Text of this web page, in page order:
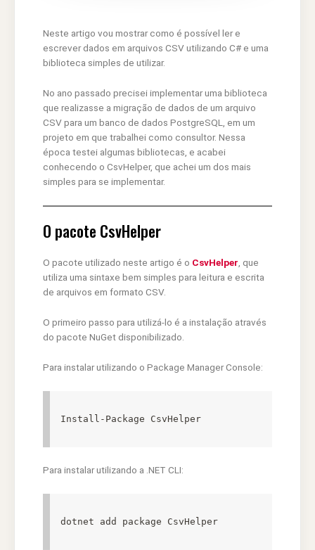
Neste artigo vou mostrar como é possível ler e
escrever dados em arquivos CSV utilizando C# e uma
biblioteca simples de utilizar.
No ano passado precisei implementar uma biblioteca
que realizasse a migração de dados de um arquivo
CSV para um banco de dados PostgreSQL, em um
projeto em que trabalhei como consultor. Nessa
época testei algumas bibliotecas, e acabei
conhecendo o CsvHelper, que achei um dos mais
simples para se implementar.
O pacote CsvHelper
O pacote utilizado neste artigo é o CsvHelper , que
utiliza uma sintaxe bem simples para leitura e escrita
de arquivos em formato CSV.
O primeiro passo para utilizá-lo é a instalação através
do pacote NuGet disponibilizado.
Para instalar utilizando o Package Manager Console:
Install-Package CsvHelper
Para instalar utilizando a .NET CLI:
dotnet add package CsvHelper